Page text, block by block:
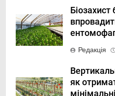
Біозахист
Редакція
як